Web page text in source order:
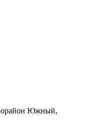
Южный,